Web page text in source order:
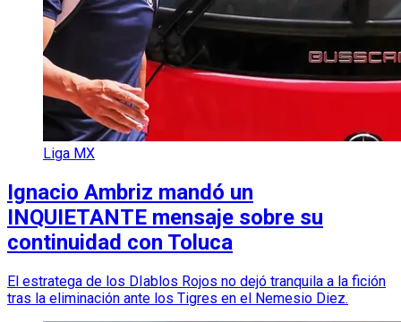
Liga MX
Ignacio Ambriz mandó un
INQUIETANTE mensaje sobre su
continuidad con Toluca
El estratega de los DIablos Rojos no dejó tranquila a la fición
tras la eliminación ante los Tigres en el Nemesio Diez.